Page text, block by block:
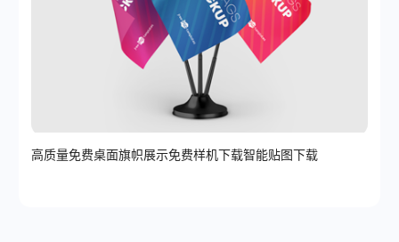
高质量免费桌面旗帜展示免费样机下载智能贴图下载